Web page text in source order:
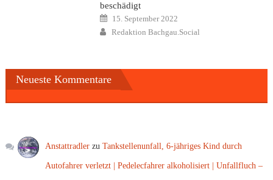
beschädigt
Posted
on
15. September 2022
Author
Redaktion Bachgau.Social
Neueste Kommentare
Anstattradler zuTankstellenunfall, 6-jähriges Kind durch
Autofahrer verletzt | Pedelecfahrer alkoholisiert | Unfallfluch –